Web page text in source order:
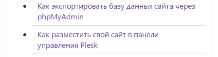
Как экспортировать базу данных сайта через
phpMyAdmin
Как разместить свой сайт в панели
управления Plesk